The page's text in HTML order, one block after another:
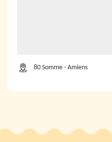
80 Somme - Amiens